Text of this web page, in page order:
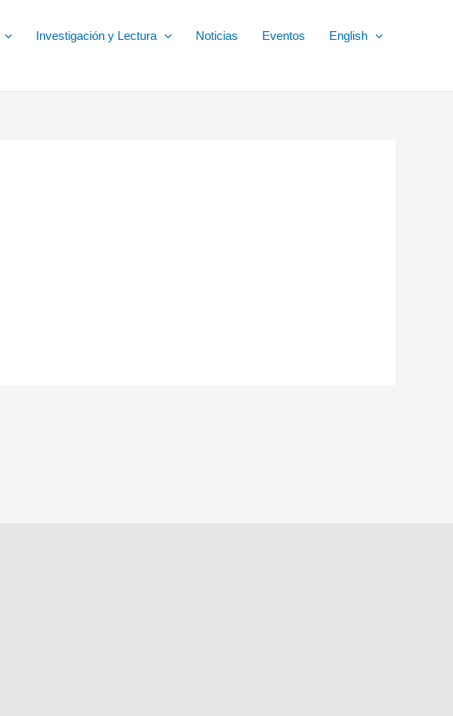
Investigación y Lectura Noticias Eventos
English